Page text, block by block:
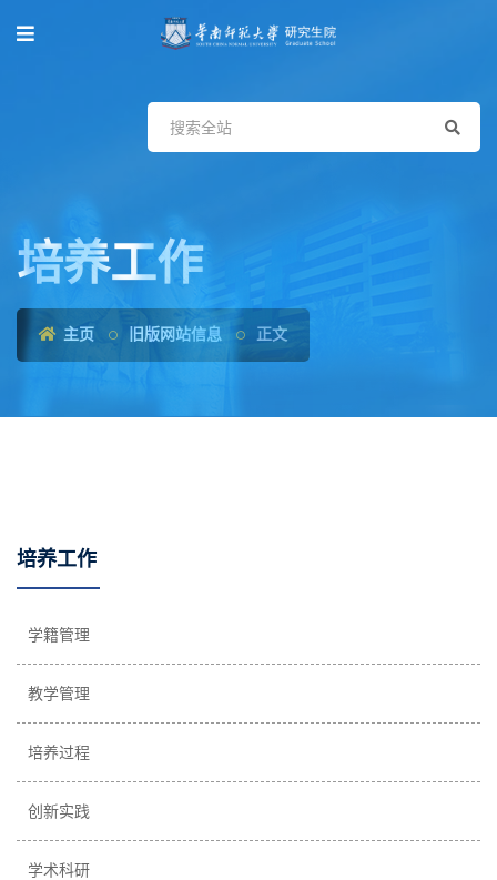
培养工作
主页 旧版网站信息 正文
培养工作
学籍管理
教学管理
培养过程
创新实践
学术科研